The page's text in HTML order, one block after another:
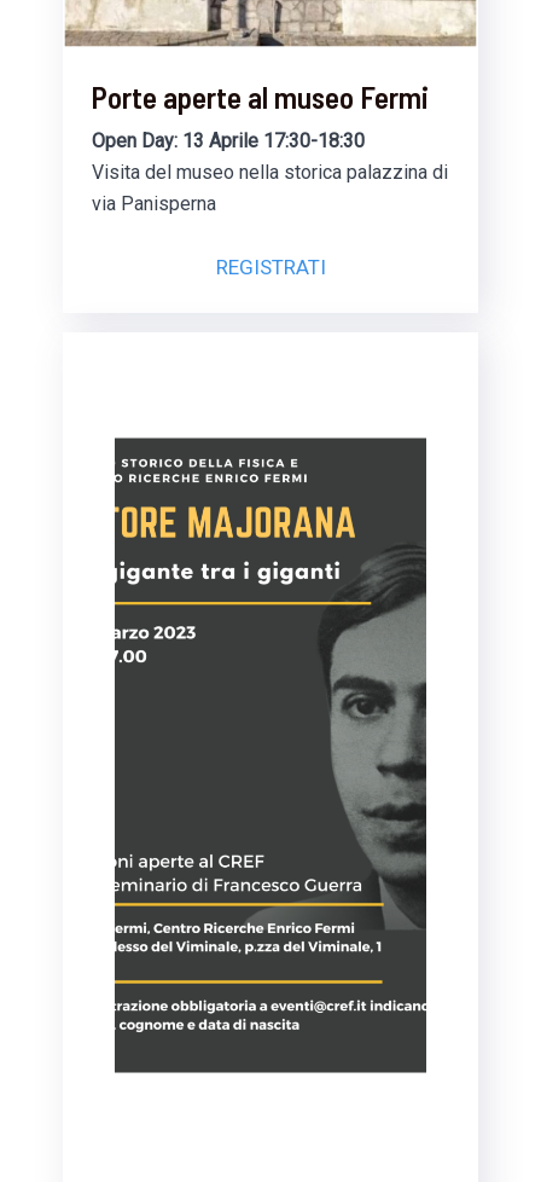
Porte aperte al museo Fermi
Open Day: 13 Aprile 17:30-18:30
Visita del museo nella storica palazzina di
via Panisperna
REGISTRATI